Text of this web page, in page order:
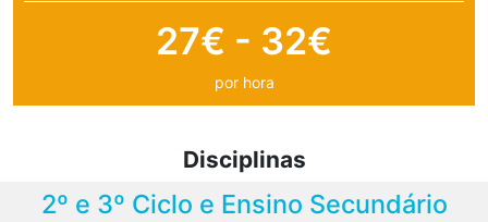
27€ - 32€
por hora
Disciplinas
2º e 3º Ciclo e Ensino Secundário